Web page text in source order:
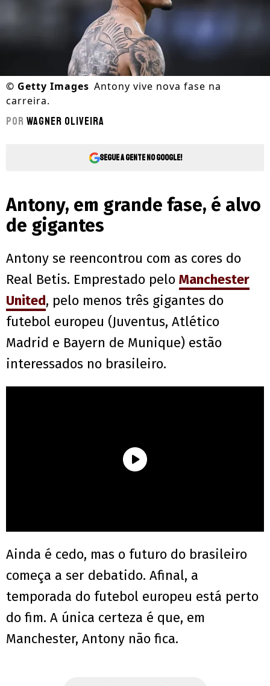
© Getty Images Antony vive nova fase na
carreira.
Por Wagner Oliveira
Segue a gente no Google!
Antony, em grande fase, é alvo
de gigantes
Antony se reencontrou com as cores do
Real Betis. Emprestado pelo Manchester
United, pelo menos três gigantes do
futebol europeu (Juventus, Atlético
Madrid e Bayern de Munique) estão
interessados no brasileiro.
Ainda é cedo, mas o futuro do brasileiro
começa a ser debatido. Afinal, a
temporada do futebol europeu está perto
do fim. A única certeza é que, em
Manchester, Antony não fica.